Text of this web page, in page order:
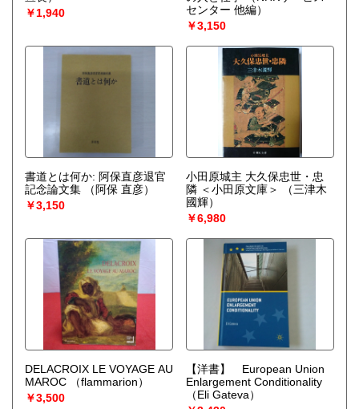
￥1,940
センター 他編）
￥3,150
書道とは何か: 阿保直彦退官
記念論文集
（阿保 直彦）
￥3,150
小田原城主 大久保忠世・忠
隣 ＜小田原文庫＞
（三津木
國輝）
￥6,980
DELACROIX LE VOYAGE AU
MAROC
（flammarion）
￥3,500
【洋書】 European Union
Enlargement Conditionality
（Eli Gateva）